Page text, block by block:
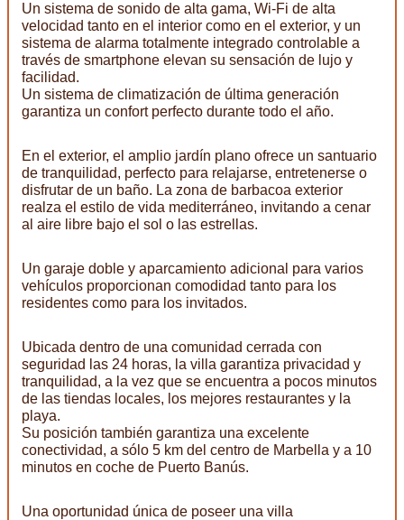
Un sistema de sonido de alta gama, Wi-Fi de alta
velocidad tanto en el interior como en el exterior, y un
sistema de alarma totalmente integrado controlable a
través de smartphone elevan su sensación de lujo y
facilidad.
Un sistema de climatización de última generación
garantiza un confort perfecto durante todo el año.
En el exterior, el amplio jardín plano ofrece un santuario
de tranquilidad, perfecto para relajarse, entretenerse o
disfrutar de un baño. La zona de barbacoa exterior
realza el estilo de vida mediterráneo, invitando a cenar
al aire libre bajo el sol o las estrellas.
Un garaje doble y aparcamiento adicional para varios
vehículos proporcionan comodidad tanto para los
residentes como para los invitados.
Ubicada dentro de una comunidad cerrada con
seguridad las 24 horas, la villa garantiza privacidad y
tranquilidad, a la vez que se encuentra a pocos minutos
de las tiendas locales, los mejores restaurantes y la
playa.
Su posición también garantiza una excelente
conectividad, a sólo 5 km del centro de Marbella y a 10
minutos en coche de Puerto Banús.
Una oportunidad única de poseer una villa